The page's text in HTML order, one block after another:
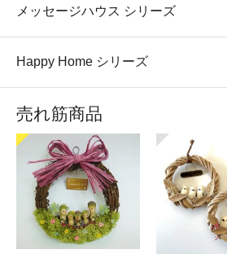
メッセージハウス シリーズ
Happy Home シリーズ
売れ筋商品